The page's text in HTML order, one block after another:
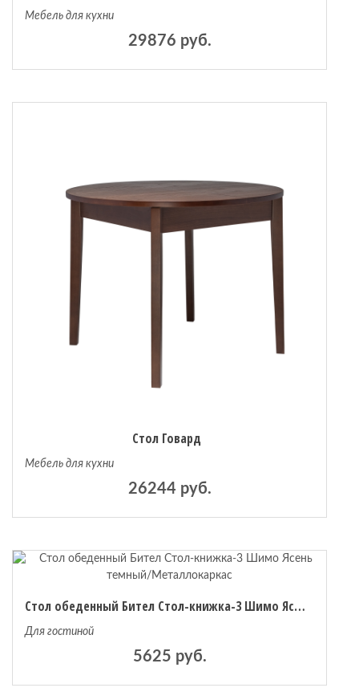
Мебель для кухни
29876 руб.
Стол Говард
Мебель для кухни
26244 руб.
Стол обеденный Бител Стол-книжка-3 Шимо Ясень темный/Металлокаркас
Для гостиной
5625 руб.